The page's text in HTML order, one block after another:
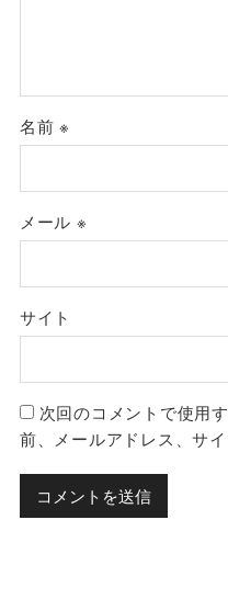
名前※
メール ※
サイト
次回のコメントで使用
前、メールアドレス、サイ